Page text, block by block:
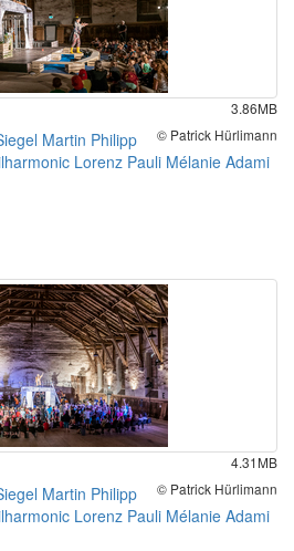
3.86MB
© Patrick Hürlimann
Martin Philipp
Lorenz Pauli Mélanie Adami
4.31MB
© Patrick Hürlimann
Martin Philipp
Lorenz Pauli Mélanie Adami